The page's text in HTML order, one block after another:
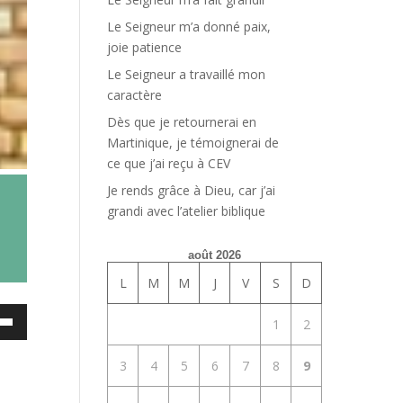
Le Seigneur m’a donné paix,
joie patience
Le Seigneur a travaillé mon
caractère
Dès que je retournerai en
Martinique, je témoignerai de
ce que j’ai reçu à CEV
Je rends grâce à Dieu, car j’ai
grandi avec l’atelier biblique
août 2026
L M M J V S D
1 2
3 4 5 6 7 8 9